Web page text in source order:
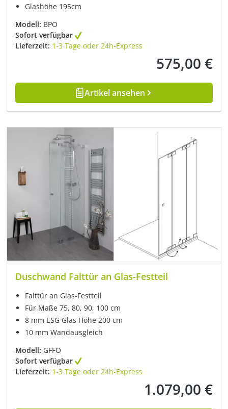
Glashöhe 195cm
Modell: BPO
Sofort verfügbar
Lieferzeit: 1-3 Tage oder 24h-Express
Regulärer Preis:
575,00 €
Artikel ansehen
Duschwand Falttür an Glas-Festteil
Falttür an Glas-Festteil
Für Maße 75, 80, 90, 100 cm
8 mm ESG Glas Höhe 200 cm
10 mm Wandausgleich
Modell: GFFO
Sofort verfügbar
Lieferzeit: 1-3 Tage oder 24h-Express
Regulärer Preis:
1.079,00 €